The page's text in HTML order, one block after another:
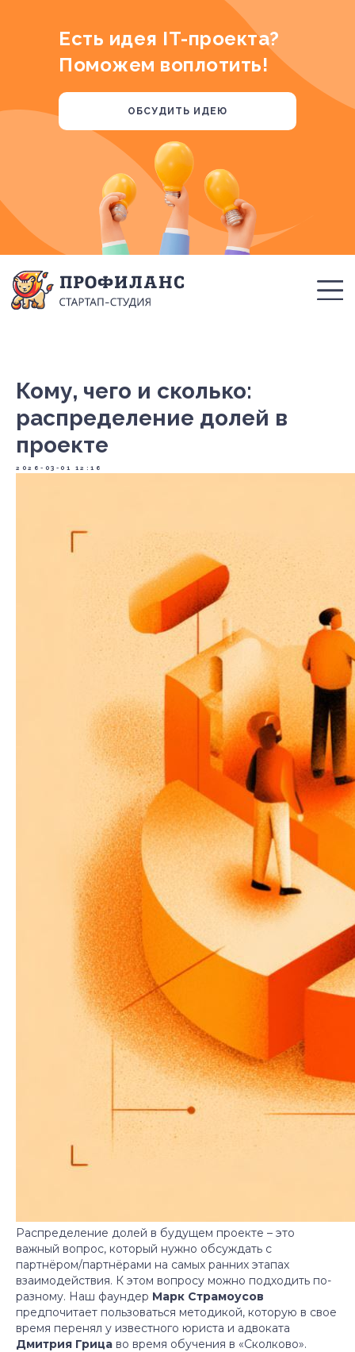
Есть идея IT-проекта?
Поможем воплотить!
ОБСУДИТЬ ИДЕЮ
Кому, чего и сколько:
распределение долей в
проекте
2026-03-01 12:16
Распределение долей в будущем проекте – это
важный вопрос, который нужно обсуждать с
партнёром/партнёрами на самых ранних этапах
взаимодействия. К этом вопросу можно подходить по-
разному. Наш фаундер Марк Страмоусов
предпочитает пользоваться методикой, которую в свое
время перенял у известного юриста и адвоката
Дмитрия Грица во время обучения в «Сколково».